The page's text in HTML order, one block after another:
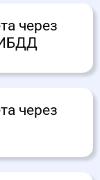
через
через